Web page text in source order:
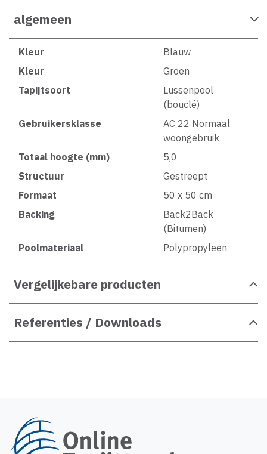
algemeen
Kleur
Blauw
Kleur
Groen
Tapijtsoort
Lussenpool
(bouclé)
Gebruikersklasse
AC 22 Normaal
woongebruik
Totaal hoogte (mm)
5,0
Structuur
Gestreept
Formaat
50 x 50 cm
Backing
Back2Back
(Bitumen)
Poolmateriaal
Polypropyleen
Vergelijkebare producten
Referenties / Downloads